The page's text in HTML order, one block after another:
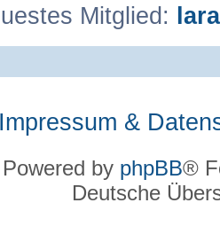
Mitglied:
Impressum &
Powered by phpBB®
Deutsche